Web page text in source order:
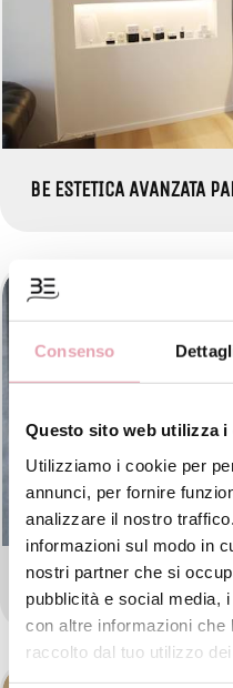
Consenso
Questo sito web utilizza i
Utilizziamo i cookie per
annunci, per fornire
analizzare il nostro
informazioni sul modo in
nostri partner che si
pubblicità e social media,
con altre informazioni che
raccolto dal tuo utilizzo
BE ESTETICA AVANZATA
BE ESTETICA AVANZATA